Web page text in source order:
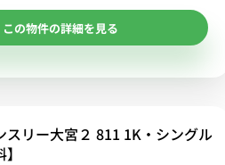
この物件の詳細を見る
スリー大宮２ 811 1K・シングル